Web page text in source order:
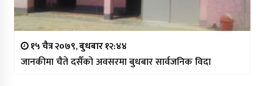
१५ चैत्र २०७९, बुधबार १२:४४
जानकीमा चैते दसैँको अवसरमा बुधबार सार्वजनिक विदा